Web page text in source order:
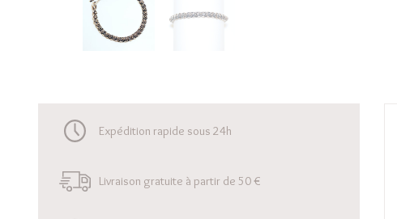
Expédition rapide sous 24h
Livraison gratuite à partir de 50 €